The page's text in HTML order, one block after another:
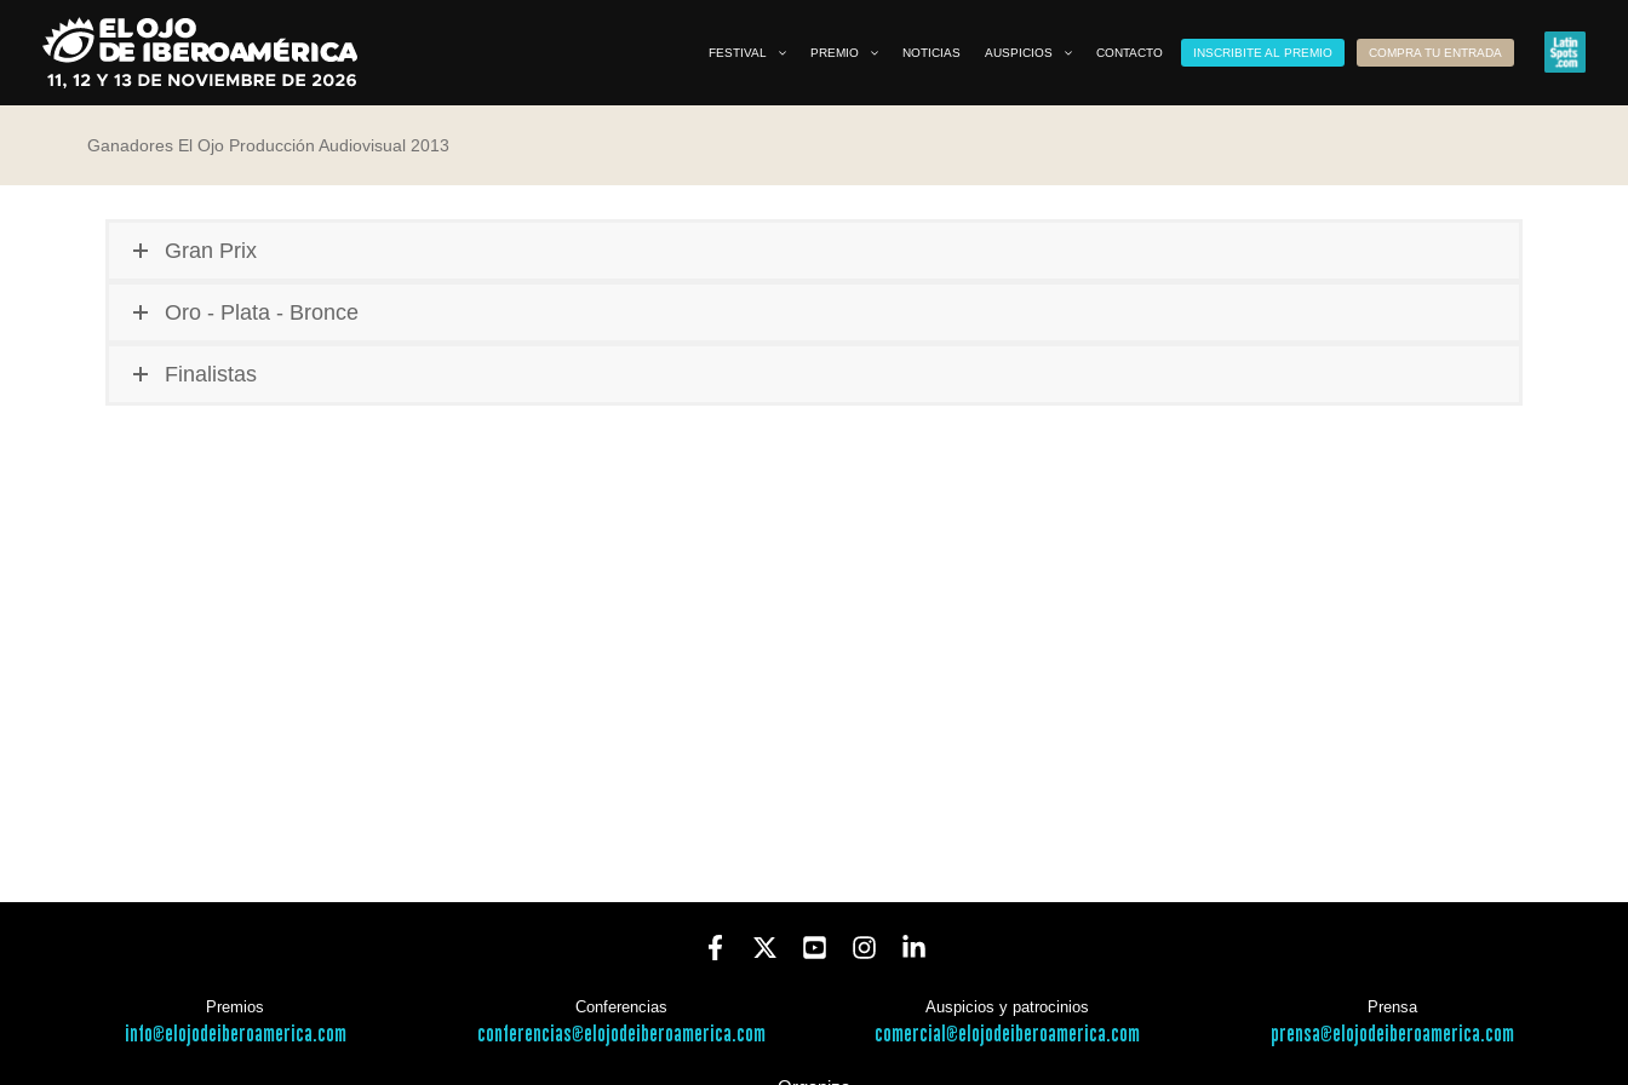
contenido
FESTIVAL PREMIO NOTICIAS AUSPICIOS CONTACTO INSCRIBITE AL PREMIO COMPRA TU ENTRADA
Ganadores El Ojo Producción Audiovisual 2013
Gran Prix
Oro - Plata - Bronce
Finalistas
Premios
info@elojodeiberoamerica.com
Conferencias
conferencias@elojodeiberoamerica.com
Auspicios y patrocinios
comercial@elojodeiberoamerica.com
Prensa
prensa@elojodeiberoamerica.com